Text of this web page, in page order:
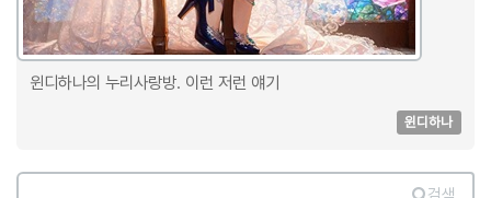
윈디하나의 누리사랑방. 이런 저런 얘기
윈디하나